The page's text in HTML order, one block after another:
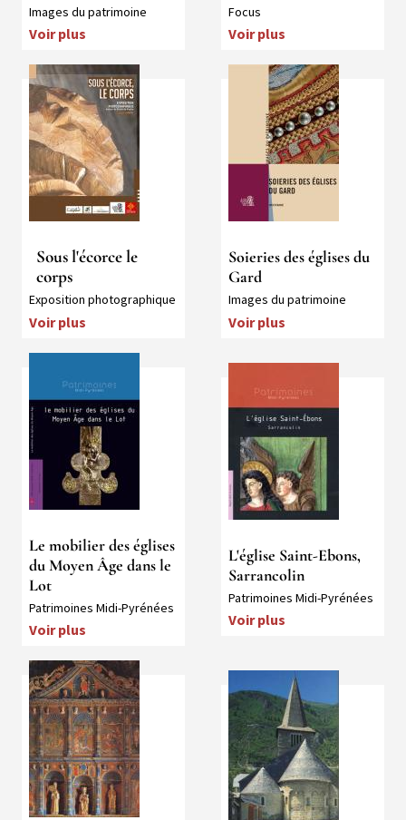
Collection
Images du patrimoine
Voir plus
Collection
Focus
Voir plus
Médias
Sous l'écorce le
corps
Collection
Exposition photographique
Voir plus
Soieries des églises du
Gard
Collection
Images du patrimoine
Voir plus
Le mobilier des églises
du Moyen Âge dans le
Lot
Collection
Patrimoines Midi-Pyrénées
Voir plus
L'église Saint-Ebons,
Sarrancolin
Collection
Patrimoines Midi-Pyrénées
Voir plus
Média